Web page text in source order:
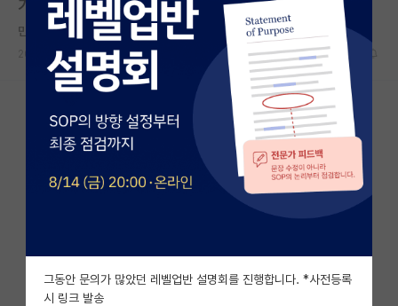
국내대학원 정보
연구실&오픈랩
커뮤니티
커뮤니티 홈
전체글보기
베스트 게시판
자유 게시판(아무개랩)
미국 유학 게시판
가천대학교 일반대학원 석박사 모집공고
만만한 밀턴 프리드먼
2025.09.02 0 2471
그동안 문의가 많았던 레벨업반 설명회를 진행합니다. *사전등록
시 링크 발송